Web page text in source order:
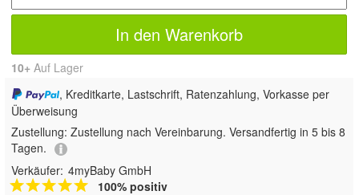
In den Warenkorb
10+ Auf Lager
, Kreditkarte, Lastschrift, Ratenzahlung, Vorkasse per
Überweisung
Zustellung: Zustellung nach Vereinbarung. Versandfertig in 5 bis 8
Tagen.
Verkäufer: 4myBaby GmbH
100% positiv